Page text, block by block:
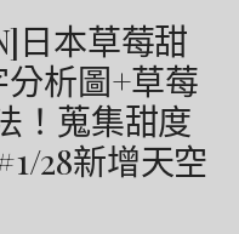
日本草莓甜
析圖+草莓
！蒐集甜度
28新增天空